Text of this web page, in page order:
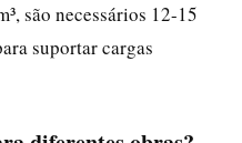
são necessários 12-15
suportar cargas